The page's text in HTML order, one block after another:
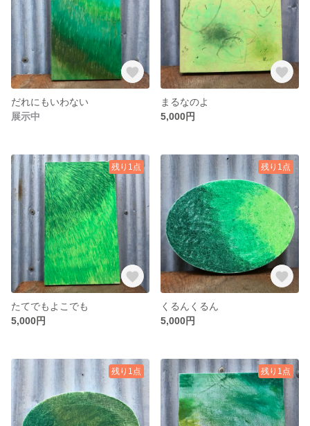
だれにもいわない
展示中
まるなのよ
5,000円
残り1点
たてでもよこでも
5,000円
残り1点
くるんくるん
5,000円
残り1点 残り1点